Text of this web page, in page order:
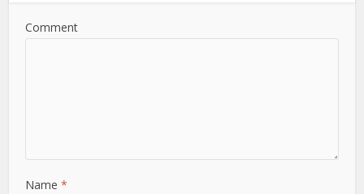
Comment
Name*